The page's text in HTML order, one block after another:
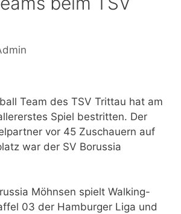
Team des TSV Trittau hat am
Spiel bestritten. Der
vor 45 Zuschauern auf
war der SV Borussia
Möhnsen spielt Walking-
03 der Hamburger Liga und